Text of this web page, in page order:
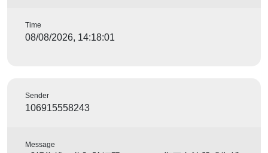
Time
08/08/2026, 14:18:01
Sender
106915558243
Message